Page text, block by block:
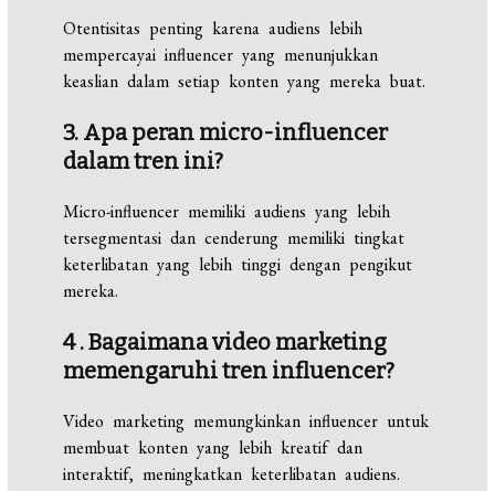
Otentisitas penting karena audiens lebih
mempercayai influencer yang menunjukkan
keaslian dalam setiap konten yang mereka buat.
3. Apa peran micro-influencer
dalam tren ini?
Micro-influencer memiliki audiens yang lebih
tersegmentasi dan cenderung memiliki tingkat
keterlibatan yang lebih tinggi dengan pengikut
mereka.
4 . Bagaimana video marketing
memengaruhi tren influencer?
Video marketing memungkinkan influencer untuk
membuat konten yang lebih kreatif dan
interaktif, meningkatkan keterlibatan audiens.